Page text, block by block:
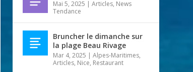
Mai 5, 2025 |Articles, News
Tendance
Bruncher le dimanche sur
la plage Beau Rivage
Mar 4, 2025 |Alpes-Maritimes,
Articles, Nice, Restaurant